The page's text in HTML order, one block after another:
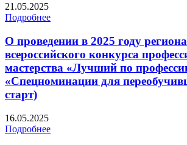
21.05.2025
Подробнее
О проведении в 2025 году
всероссийского конкурса
мастерства «Лучший по
«Спецноминации для
старт)
16.05.2025
Подробнее